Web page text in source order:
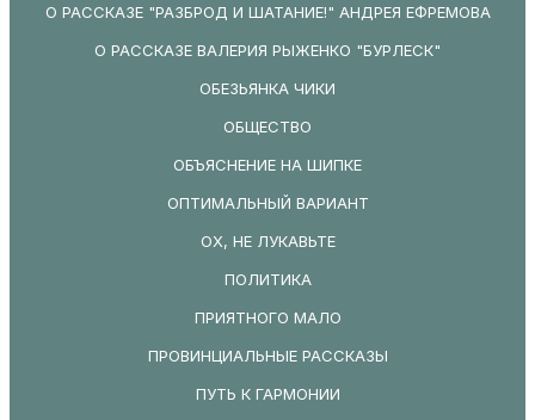
О РАССКАЗЕ "РАЗБРОД И ШАТАНИЕ!" АНДРЕЯ ЕФРЕМОВА
О РАССКАЗЕ ВАЛЕРИЯ РЫЖЕНКО "БУРЛЕСК"
ОБЕЗЬЯНКА ЧИКИ
ОБЩЕСТВО
ОБЪЯСНЕНИЕ НА ШИПКЕ
ОПТИМАЛЬНЫЙ ВАРИАНТ
ОХ, НЕ ЛУКАВЬТЕ
ПОЛИТИКА
ПРИЯТНОГО МАЛО
ПРОВИНЦИАЛЬНЫЕ РАССКАЗЫ
ПУТЬ К ГАРМОНИИ